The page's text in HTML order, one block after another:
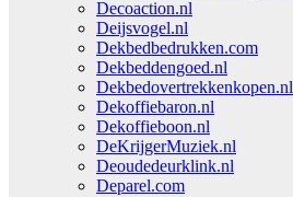
Decoaction.nl
Deijsvogel.nl
Dekbedbedrukken.com
Dekbeddengoed.nl
Dekbedovertrekkenkopen.nl
Dekoffiebaron.nl
Dekoffieboon.nl
DeKrijgerMuziek.nl
Deoudedeurklink.nl
Deparel.com